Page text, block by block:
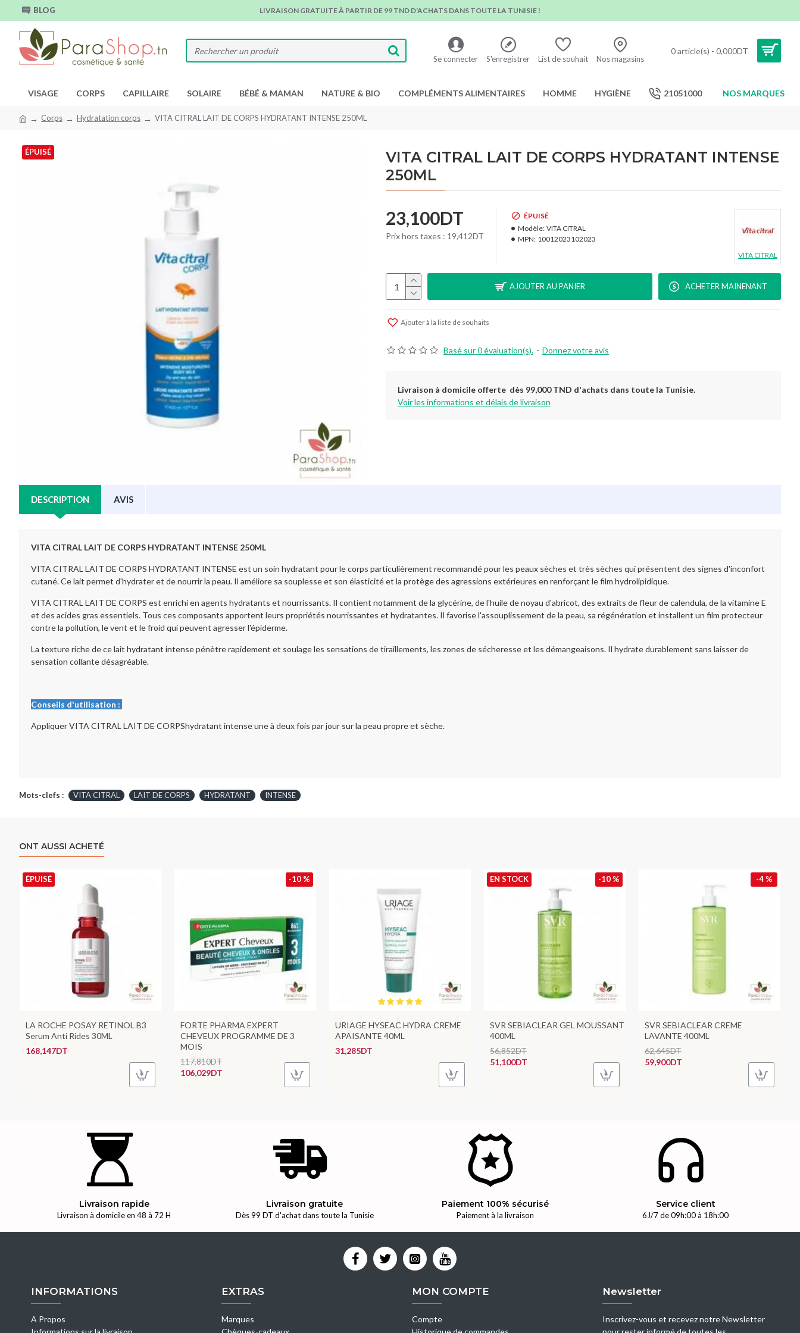
BLOG LIVRAISON GRATUITE À PARTIR DE 99 TND D'ACHATS DANS TOUTE LA TUNISIE !
Se connecter S'enregistrer List de souhait Nos magasins
0 article(s) - 0,000DT
VISAGE CORPS CAPILLAIRE SOLAIRE BÉBÉ & MAMAN NATURE & BIO COMPLÉMENTS ALIMENTAIRES HOMME HYGIÈNE 21051000 NOS MARQUES
Corps Hydratation corps VITA CITRAL LAIT DE CORPS HYDRATANT INTENSE 250ML
ÉPUISÉ
VITA CITRAL LAIT DE CORPS HYDRATANT INTENSE
250ML
Basé sur 0 évaluation(s). - Donnez votre avis
23,100DT
Prix hors taxes : 19,412DT
ÉPUISÉ
Modèle: VITA CITRAL
MPN: 10012023102023
VITA CITRAL
AJOUTER AU PANIER ACHETER MAINENANT
Ajouter à la liste de souhaits
Livraison à domicile offerte dès 99,000 TND d'achats dans toute la Tunisie.
Voir les informations et délais de livraison
DESCRIPTION AVIS
VITA CITRAL LAIT DE CORPS HYDRATANT INTENSE 250ML
VITA CITRAL LAIT DE CORPS HYDRATANT INTENSE est un soin hydratant pour le corps particulièrement recommandé pour les peaux sèches et très sèches qui présentent des signes d'inconfort
cutané. Ce lait permet d'hydrater et de nourrir la peau. Il améliore sa souplesse et son élasticité et la protège des agressions extérieures en renforçant le film hydrolipidique.
VITA CITRAL LAIT DE CORPS est enrichi en agents hydratants et nourrissants. Il contient notamment de la glycérine, de l'huile de noyau d'abricot, des extraits de fleur de calendula, de la vitamine E
et des acides gras essentiels. Tous ces composants apportent leurs propriétés nourrissantes et hydratantes. Il favorise l'assouplissement de la peau, sa régénération et installent un film protecteur
contre la pollution, le vent et le froid qui peuvent agresser l'épiderme.
La texture riche de ce lait hydratant intense pénètre rapidement et soulage les sensations de tiraillements, les zones de sécheresse et les démangeaisons. Il hydrate durablement sans laisser de
sensation collante désagréable.
Conseils d'utilisation :
Appliquer VITA CITRAL LAIT DE CORPShydratant intense une à deux fois par jour sur la peau propre et sèche.
Mots-clefs : VITA CITRAL LAIT DE CORPS HYDRATANT INTENSE
ONT AUSSI ACHETÉ
ÉPUISÉ
LA ROCHE POSAY RETINOL B3
Serum Anti Rides 30ML
168,147DT
-10 %
FORTE PHARMA EXPERT
CHEVEUX PROGRAMME DE 3
MOIS
106,029DT
117,810DT
URIAGE HYSEAC HYDRA CREME
APAISANTE 40ML
31,285DT
-10 %
EN STOCK
SVR SEBIACLEAR GEL MOUSSANT
400ML
51,100DT
56,852DT
-4 %
SVR SEBIACLEAR CREME
LAVANTE 400ML
59,900DT
62,645DT
Livraison rapide
Livraison à domicile en 48 à 72 H
Livraison gratuite
Dès 99 DT d'achat dans toute la Tunisie
Paiement 100% sécurisé
Paiement à la livraison
Service client
6J/7 de 09h:00 à 18h:00
INFORMATIONS
A Propos
EXTRAS
Marques
MON COMPTE
Compte
Newsletter
Inscrivez-vous et recevez notre Newsletter